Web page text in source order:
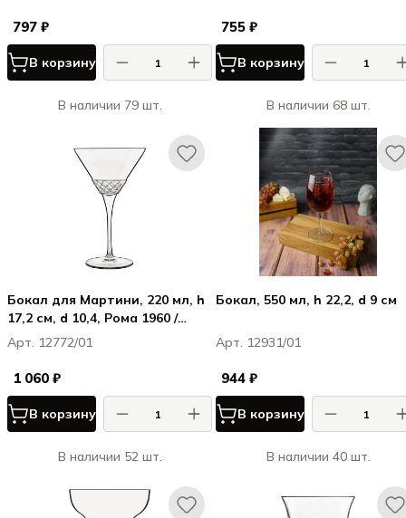
797 ₽
В корзину
В наличии 79 шт.
755 ₽
В корзину
В наличии 68 шт.
Бокал для Мартини, 220 мл, h
17,2 см, d 10,4, Рома 1960 /
Roma 1960
Арт. 12772/01
1 060 ₽
В корзину
В наличии 52 шт.
Бокал, 550 мл, h 22,2, d 9 см
Арт. 12931/01
944 ₽
В корзину
В наличии 40 шт.